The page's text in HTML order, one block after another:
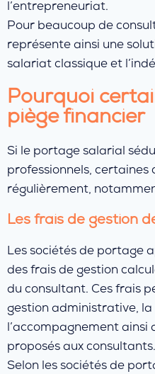
l’entrepreneuriat.
Pour beaucoup de
représente ainsi une
salariat classique et
Pourquoi
piège financier
Si le portage salarial
professionnels, certaines
régulièrement,
Les frais de gestion
Les sociétés de portage
des frais de gestion
du consultant. Ces frais
gestion administrative,
l’accompagnement ainsi
proposés aux consultants.
Selon les sociétés de